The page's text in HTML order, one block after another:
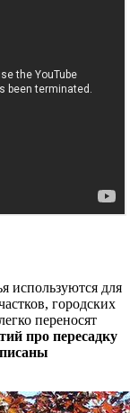
используются для
городских
переносят
про пересадку